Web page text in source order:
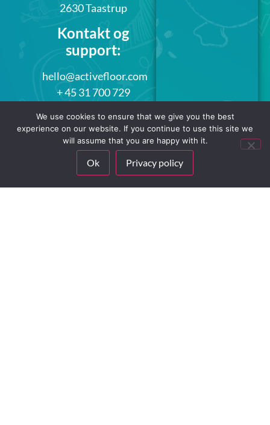
2630 Taastrup
Kontakt og
support:
hello@activefloor.com
+ 45 31 700 729
We use cookies to ensure that we give you the best
experience on our website. If you continue to use this site we
will assume that you are happy with it.
Ok Privacy policy